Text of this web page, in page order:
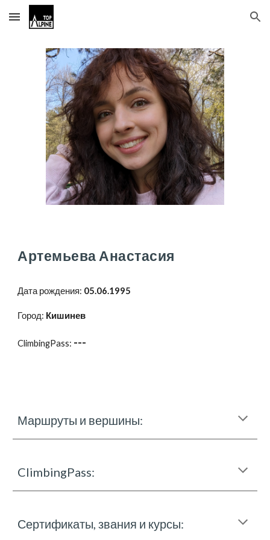
Skip to main content Skip to navigation
Артемьева Анастасия
Дата рождения: 05.06.1995
Город: Кишинев
ClimbingPass: ---
Маршруты и вершины:
ClimbingPass:
Сертификаты, звания и курсы: